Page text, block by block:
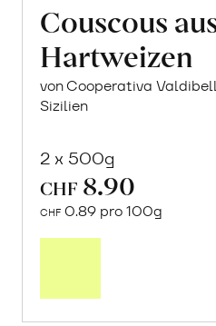
Couscous
Hartweizen
von Cooperativa
Sizilien
2 x 500g
CHF 8.90
CHF 0.89 pro 100g